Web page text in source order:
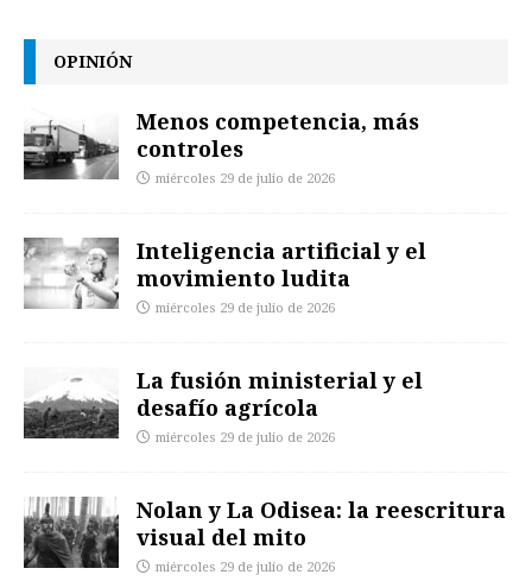
OPINIÓN
Menos competencia, más
controles
miércoles 29 de julio de 2026
Inteligencia artificial y el
movimiento ludita
miércoles 29 de julio de 2026
La fusión ministerial y el
desafío agrícola
miércoles 29 de julio de 2026
Nolan y La Odisea: la reescritura
visual del mito
miércoles 29 de julio de 2026